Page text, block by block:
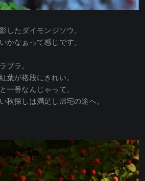
したダイモンジソウ。
かなぁって感じです。
ブラ。
葉が格段にきれい。
一番なんじゃって。
秋探しは満足し帰宅の途へ。